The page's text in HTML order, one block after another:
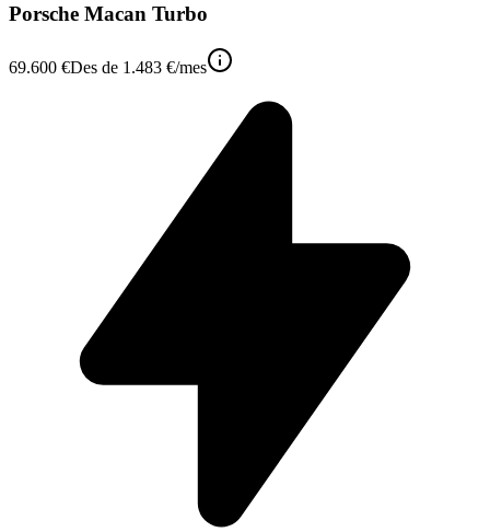
Porsche Macan Turbo
69.600 €Des de 1.483 €/mes